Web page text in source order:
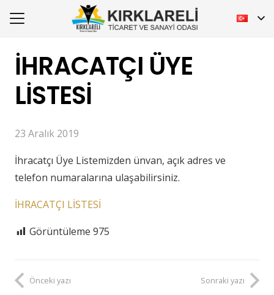
İHRACATÇI ÜYE
LİSTESİ
23 Aralık 2019
İhracatçı Üye Listemizden ünvan, açık adres ve
telefon numaralarına ulaşabilirsiniz.
İHRACATÇI LİSTESİ
Görüntüleme 975
Önceki yazı Sonraki yazı